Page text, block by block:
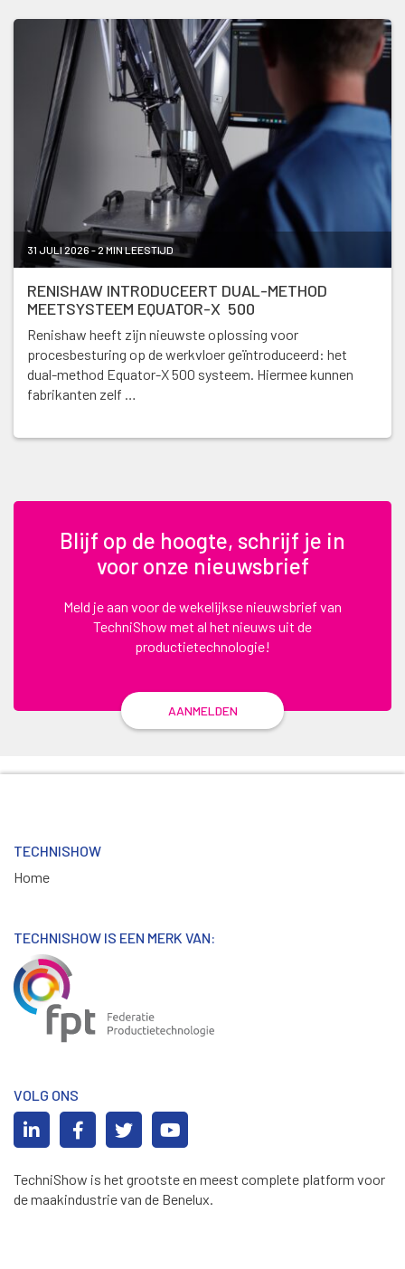
31 JULI 2026 - 2 MIN LEESTIJD
RENISHAW INTRODUCEERT DUAL-METHOD
MEETSYSTEEM EQUATOR-X 500
Renishaw heeft zijn nieuwste oplossing voor
procesbesturing op de werkvloer geïntroduceerd: het
dual-method Equator-X 500 systeem. Hiermee kunnen
fabrikanten zelf …
Blijf op de hoogte, schrijf je in
voor onze nieuwsbrief
Meld je aan voor de wekelijkse nieuwsbrief van
TechniShow met al het nieuws uit de
productietechnologie!
AANMELDEN
TECHNISHOW
Home
TECHNISHOW IS EEN MERK VAN:
VOLG ONS
TechniShow is het grootste en meest complete platform voor
de maakindustrie van de Benelux.